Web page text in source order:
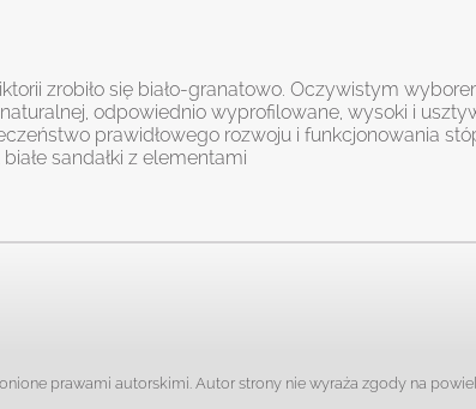
zrobiło się biało-granatowo. Oczywistym
odpowiednio wyprofilowane, wysoki i
prawidłowego rozwoju i funkcjonowania
sandałki z elementami
prawami autorskimi. Autor strony nie wyraża zgody na